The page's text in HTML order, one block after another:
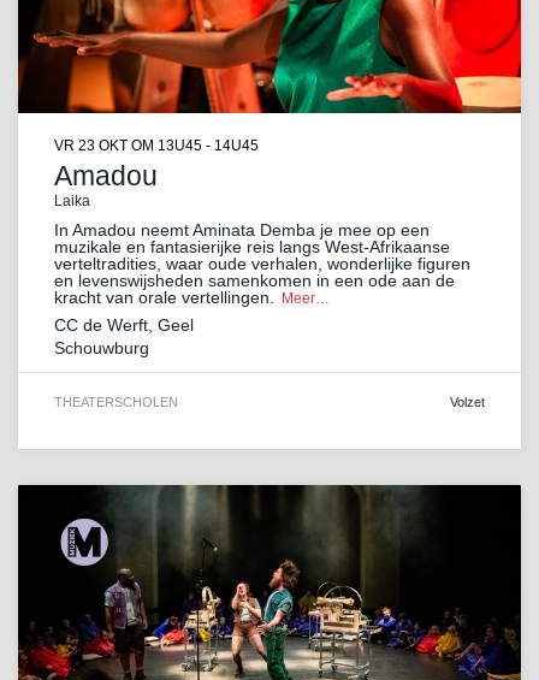
Amadou
Laika
VR 23 OKT OM 13U45 - 14U45
In Amadou neemt Aminata Demba je mee op een
muzikale en fantasierijke reis langs West-Afrikaanse
verteltradities, waar oude verhalen, wonderlijke figuren
en levenswijsheden samenkomen in een ode aan de
kracht van orale vertellingen.
Meer…
CC de Werft, Geel
Schouwburg
THEATERSCHOLEN Volzet